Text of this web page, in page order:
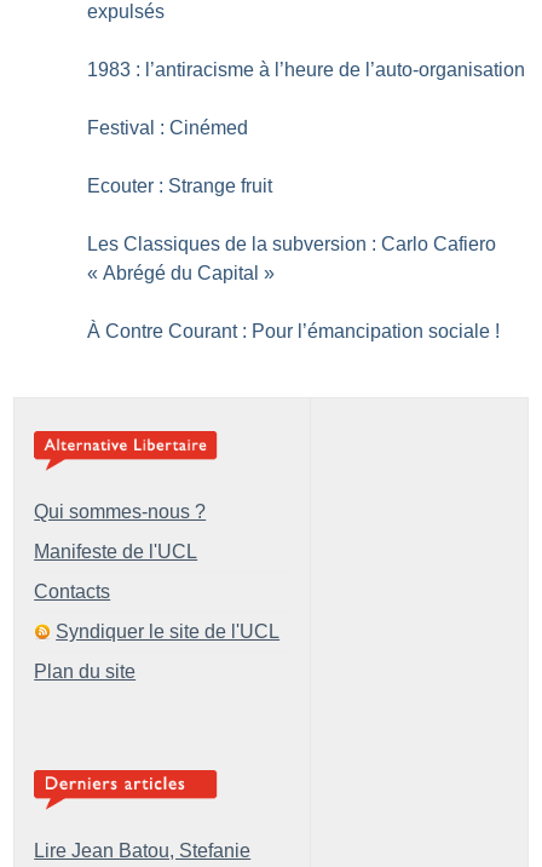
expulsés
1983 : l’antiracisme à l’heure de l’auto-organisation
Festival : Cinémed
Ecouter : Strange fruit
Les Classiques de la subversion : Carlo Cafiero
« Abrégé du Capital »
À Contre Courant : Pour l’émancipation sociale !
Qui sommes-nous ?
Manifeste de l'UCL
Contacts
Syndiquer le site de l'UCL
Plan du site
Lire Jean Batou, Stefanie